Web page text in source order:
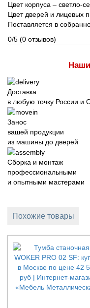
Цвет корпуса – светло-
Цвет дверей и лицевых
Поставляется в
0/5 (0 отзывов)
Доставка
в любую точку России и
Занос
вашей продукции
из машины до дверей
Сборка и монтаж
профессиональными
и опытными мастерами
Похожие товары